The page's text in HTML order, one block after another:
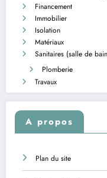
Financement
Immobilier
Isolation
Matériaux
Sanitaires (salle de
Plomberie
Travaux
A propos
Plan du site